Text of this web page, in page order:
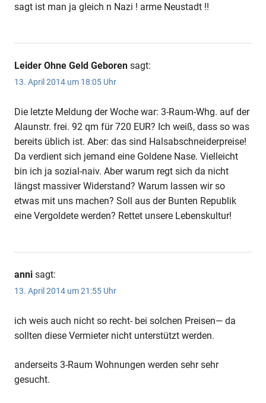
sagt ist man ja gleich n Nazi ! arme Neustadt !!
Leider Ohne Geld Geboren sagt:
13. April 2014 um 18:05 Uhr
Die letzte Meldung der Woche war: 3-Raum-Whg. auf der
Alaunstr. frei. 92 qm für 720 EUR? Ich weiß, dass so was
bereits üblich ist. Aber: das sind Halsabschneiderpreise!
Da verdient sich jemand eine Goldene Nase. Vielleicht
bin ich ja sozial-naiv. Aber warum regt sich da nicht
längst massiver Widerstand? Warum lassen wir so
etwas mit uns machen? Soll aus der Bunten Republik
eine Vergoldete werden? Rettet unsere Lebenskultur!
anni sagt:
13. April 2014 um 21:55 Uhr
ich weis auch nicht so recht- bei solchen Preisen— da
sollten diese Vermieter nicht unterstützt werden.
anderseits 3-Raum Wohnungen werden sehr sehr
gesucht.